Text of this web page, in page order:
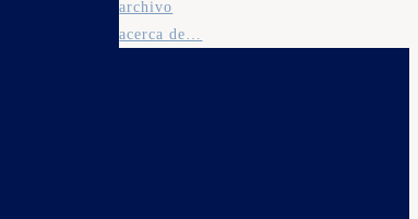
archivo
acerca de…